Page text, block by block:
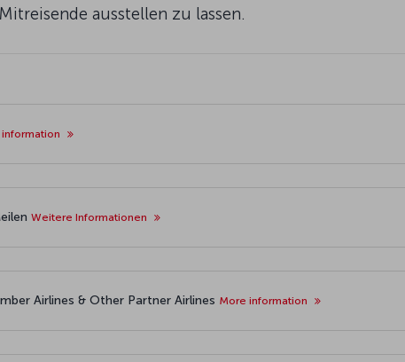
ausstellen zu lassen.
Weitere Informationen
Airlines & Other Partner Airlines More information